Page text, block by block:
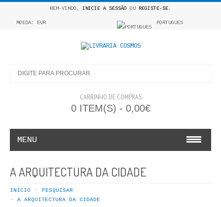
BEM-VINDO, INICIE A SESSÃO OU REGISTE-SE.
MOEDA: EUR PORTUGUES
CARRINHO DE COMPRAS
0 ITEM(S) - 0,00€
MENU
COSMOS INFANTIL
A ARQUITECTURA DA CIDADE
INÍCIO
PESQUISAR
A ARQUITECTURA DA CIDADE